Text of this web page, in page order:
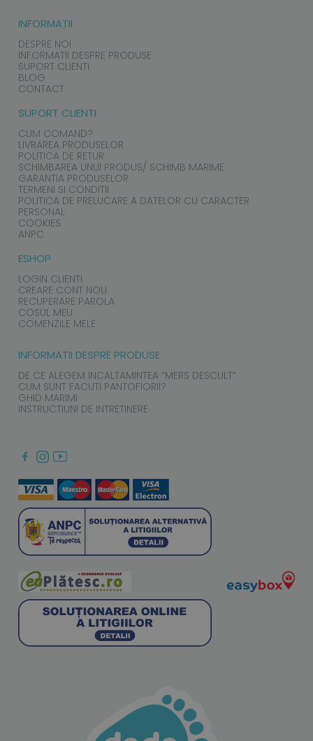
INFORMATII
DESPRE NOI
INFORMATII DESPRE PRODUSE
SUPORT CLIENTI
BLOG
CONTACT
SUPORT CLIENTI
CUM COMAND?
LIVRAREA PRODUSELOR
POLITICA DE RETUR
SCHIMBAREA UNUI PRODUS/ SCHIMB MARIME
GARANTIA PRODUSELOR
TERMENI SI CONDITII
POLITICA DE PRELUCARE A DATELOR CU CARACTER
PERSONAL
COOKIES
ANPC
ESHOP
LOGIN CLIENTI
CREARE CONT NOU
RECUPERARE PAROLA
COSUL MEU
COMENZILE MELE
INFORMATII DESPRE PRODUSE
DE CE ALEGEM INCALTAMINTEA “MERS DESCULT”
CUM SUNT FACUTI PANTOFIORII?
GHID MARIMI
INSTRUCTIUNI DE INTRETINERE